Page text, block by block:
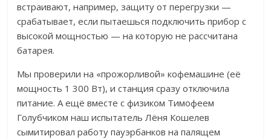
встраивают, например, защиту от перегрузки —
срабатывает, если пытаешься подключить прибор с
высокой мощностью — на которую не рассчитана
батарея.
Мы проверили на «прожорливой» кофемашине (её
мощность 1 300 Вт), и станция сразу отключила
питание. А ещё вместе с физиком Тимофеем
Голубчиком наш испытатель Лёня Кошелев
сымитировал работу пауэрбанков на палящем